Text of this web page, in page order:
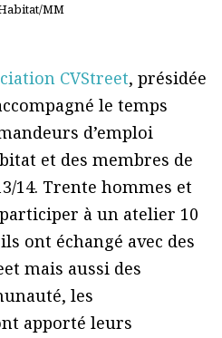
MM
CVStreet, présidée
le temps
d’emploi
et des membres de
14. Trente hommes et
à un atelier 10
ont échangé avec des
mais aussi des
les
apporté leurs